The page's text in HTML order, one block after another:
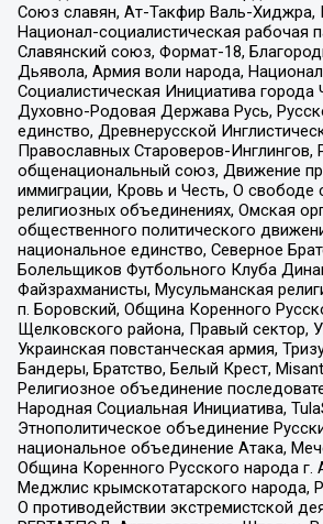
Союз славян, Ат-Такфир Валь-Хиджра,
Национал-социалистическая рабочая
Славянский союз, Формат-18,
Дьявола, Армия воли народа,
Социалистическая Инициатива города
Духовно-Родовая Держава Русь,
единство, Древнерусской
Православных Староверов-Инглингов,
общенациональный союз, Движение
иммиграции, Кровь и Честь, О свободе
религиозных объединениях, Омская
общественного политического
национальное единство, Северное
Болельщиков Футбольного Клуба
Файзрахманисты, Мусульманская
п. Боровский, Община Коренного
Щелковского района, Правый сектор,
Украинская повстанческая армия,
Бандеры, Братство, Белый Крест,
Религиозное объединение
Народная Социальная Инициатива,
Этнополитическое объединение
национальное объединение Атака,
Община Коренного Русского народа г.
Меджлис крымскотатарского народа,
О противодействии экстремистской